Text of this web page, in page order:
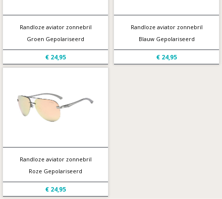
Randloze aviator zonnebril
Groen Gepolariseerd
€ 24,95
Randloze aviator zonnebril
Blauw Gepolariseerd
€ 24,95
Randloze aviator zonnebril
Roze Gepolariseerd
€ 24,95